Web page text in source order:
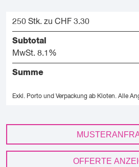
250 Stk. zu CHF 3.30
Subtotal
MwSt. 8.1%
Summe
Exkl. Porto und Verpackung ab Kloten. Alle
OFFERTE